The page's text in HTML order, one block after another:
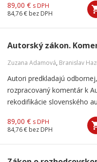
89,00 € s DPH
84,76 € bez DPH
Autorský zákon.
Zuzana Adamová, Branislav
Autori predkladajú
rozpracovaný komentár k
rekodifikácie slovenského
89,00 € s DPH
84,76 € bez DPH